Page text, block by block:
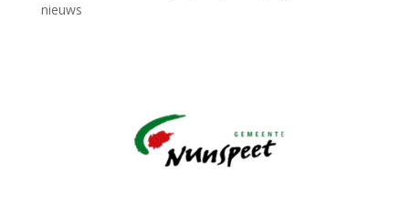
nieuws